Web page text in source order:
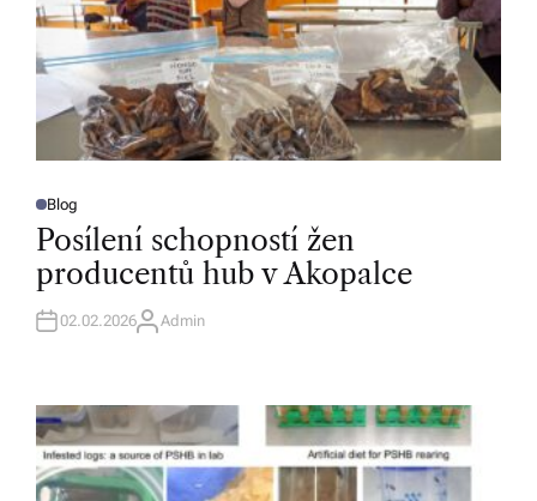
P
O
E
D
N
Blog
Posílení schopností žen
producentů hub v Akopalce
02.02.2026A
R
Admin